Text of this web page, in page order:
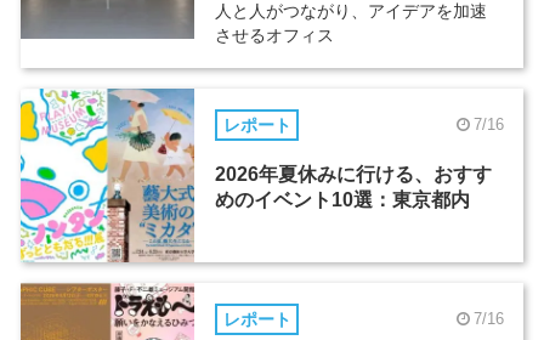
人と人がつながり、アイデアを加速
させるオフィス
レポート 7/16
2026年夏休みに行ける、おすす
めのイベント10選：東京都内
レポート 7/16